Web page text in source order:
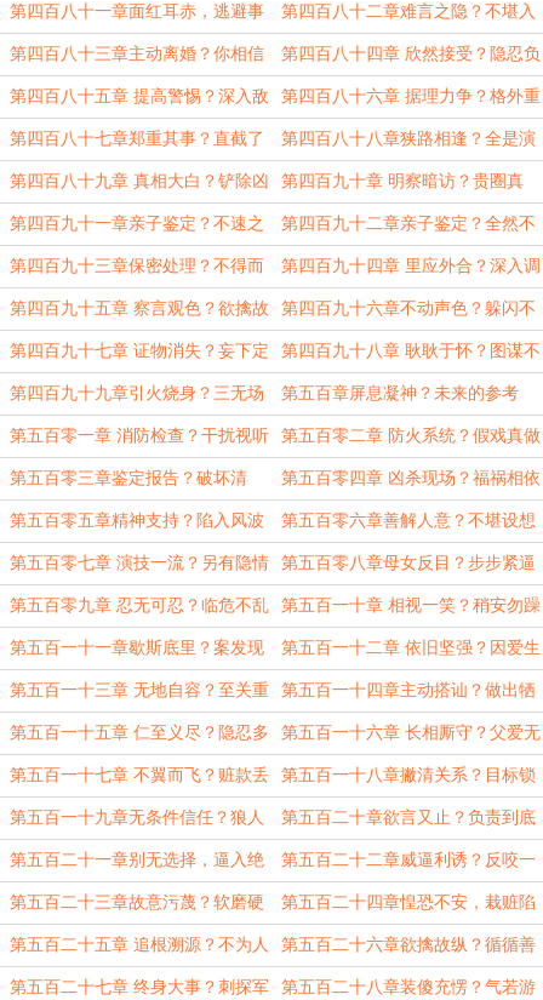
场
第四百八十一章面红耳赤，逃避事
实
第四百八十二章难言之隐？不堪入
目
第四百八十三章主动离婚？你相信
吗？
第四百八十四章 欣然接受？隐忍负
重
第四百八十五章 提高警惕？深入敌
营
第四百八十六章 据理力争？格外重
视
第四百八十七章郑重其事？直截了
当
第四百八十八章狭路相逢？全是演
员？
第四百八十九章 真相大白？铲除凶
手
第四百九十章 明察暗访？贵圈真
乱！
第四百九十一章亲子鉴定？不速之
客
第四百九十二章亲子鉴定？全然不
顾
第四百九十三章保密处理？不得而
知
第四百九十四章 里应外合？深入调
查
第四百九十五章 察言观色？欲擒故
纵
第四百九十六章不动声色？躲闪不
及
第四百九十七章 证物消失？妄下定
论
第四百九十八章 耿耿于怀？图谋不
轨
第四百九十九章引火烧身？三无场
所
第五百章屏息凝神？未来的参考
第五百零一章 消防检查？干扰视听 第五百零二章 防火系统？假戏真做
第五百零三章鉴定报告？破坏清
誉？
第五百零四章 凶杀现场？福祸相依
第五百零五章精神支持？陷入风波 第五百零六章善解人意？不堪设想
第五百零七章 演技一流？另有隐情 第五百零八章母女反目？步步紧逼
第五百零九章 忍无可忍？临危不乱 第五百一十章 相视一笑？稍安勿躁
第五百一十一章歇斯底里？案发现
场
第五百一十二章 依旧坚强？因爱生
恨
第五百一十三章 无地自容？至关重
要
第五百一十四章主动搭讪？做出牺
牲
第五百一十五章 仁至义尽？隐忍多
年
第五百一十六章 长相厮守？父爱无
言
第五百一十七章 不翼而飞？赃款丢
失
第五百一十八章撇清关系？目标锁
定
第五百一十九章无条件信任？狼人
互踩
第五百二十章欲言又止？负责到底
第五百二十一章别无选择，逼入绝
境
第五百二十二章威逼利诱？反咬一
口
第五百二十三章故意污蔑？软磨硬
泡
第五百二十四章惶恐不安，栽赃陷
害
第五百二十五章 追根溯源？不为人
知
第五百二十六章欲擒故纵？循循善
诱
第五百二十七章 终身大事？刺探军 第五百二十八章装傻充愣？气若游